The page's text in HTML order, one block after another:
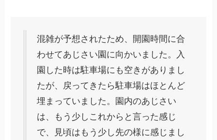
混雑が予想されたため、開園時間に合
わせてあじさい園に向かいました。入
園した時は駐車場にも空きがありまし
たが、戻ってきたら駐車場はほとんど
埋まっていました。園内のあじさい
は、もう少しこれからと言った感じ
で、見頃はもう少し先の様に感じまし